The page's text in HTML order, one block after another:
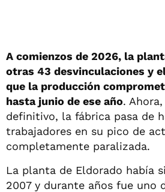
A comienzos de 2026, la
otras 43 desvinculaciones y
que la producción
hasta junio de ese año.
definitivo, la fábrica pasa de
trabajadores en su pico de
completamente paralizada.
La planta de Eldorado había
2007 y durante años fue uno